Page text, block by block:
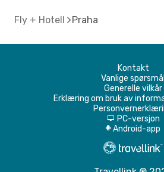
Fly + Hotell Praha
Kontakt
Vanlige spørsmål
Generelle vilkår
Erklæring om bruk av
d PC-versjon
A Android-app